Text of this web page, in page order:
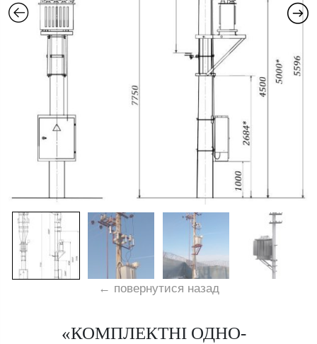
← повернутися назад
«КОМПЛЕКТНІ ОДНО-